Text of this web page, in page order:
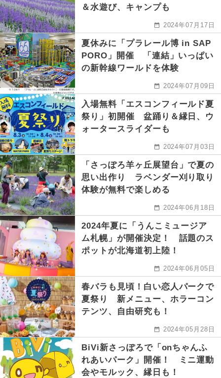
＆水遊び、キャンプも
2024年07月17日
夏休みに「プラレール博 in SAP
PORO」開催 「連結」いっぱい
の新幹線ワールドを体験
2024年07月09日
入場無料「エスコンフィールド夏
祭り」初開催 盆踊り＆縁日、ウ
ォータースライダーも
2024年07月03日
「さっぽろ羊ヶ丘展望台」で夏の
思い出作り ラベンダー刈り取り
体験が無料で楽しめる
2024年06月18日
2024年夏に「うんこミュージア
ム札幌」が開催決定！ 話題のス
ポットが北海道初上陸！
2024年06月05日
春バラも見頃！白い恋人パークで
夏祭り 新メニュー、ホラーコン
テンツ、自由研究も！
2024年05月28日
BiVi新さっぽろで「onちゃんふ
れあいパーク」開催！ ミニ運動
会やモルック、縁日も！